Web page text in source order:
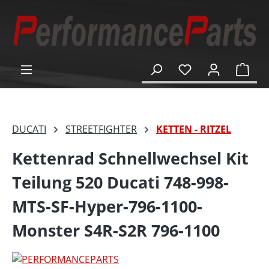
springen
DUCATI STREETFIGHTER KETTEN - RITZEL
Kettenrad Schnellwechsel Kit
Teilung 520 Ducati 748-998-
MTS-SF-Hyper-796-1100-
Monster S4R-S2R 796-1100